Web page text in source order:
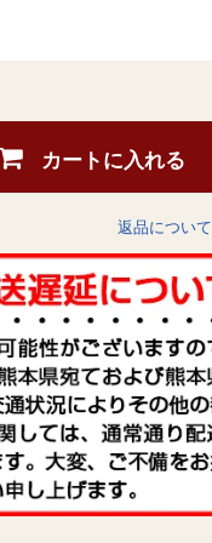
カートに入れる
返品について